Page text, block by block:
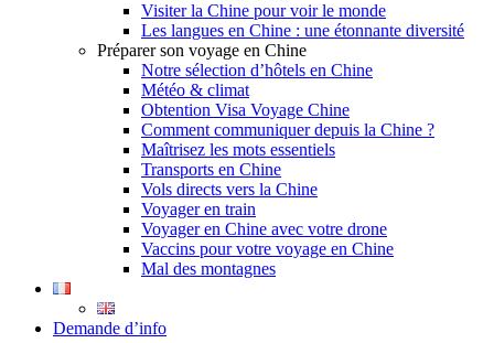
Visiter la Chine pour voir le monde
Les langues en Chine : une étonnante diversité
Préparer son voyage en Chine
Notre sélection d’hôtels en Chine
Météo & climat
Obtention Visa Voyage Chine
Comment communiquer depuis la Chine ?
Maîtrisez les mots essentiels
Transports en Chine
Vols directs vers la Chine
Voyager en train
Voyager en Chine avec votre drone
Vaccins pour votre voyage en Chine
Mal des montagnes
Demande d’info